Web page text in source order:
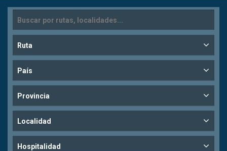
Ruta
País
Provincia
Localidad
Hospitalidad